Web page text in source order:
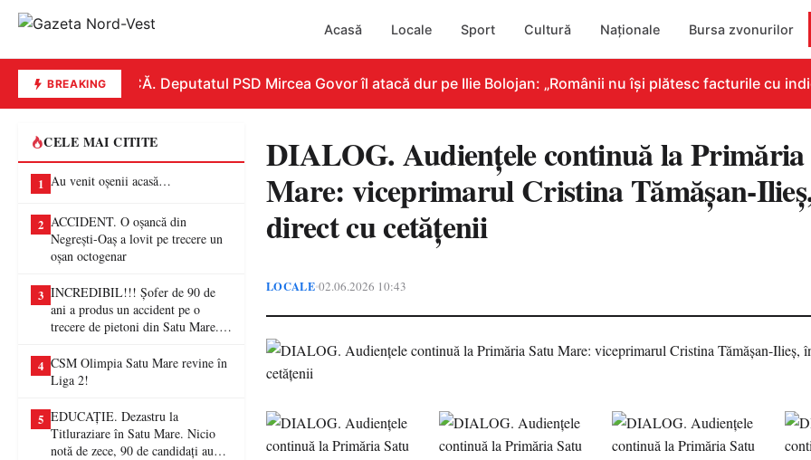
Acasă Locale Sport Cultură Naționale Bursa zvonurilor
BREAKINGREPLICĂ. Deputatul PSD Mircea Govor îl atacă dur pe Ilie Bolojan: „Românii nu își plătesc facturile cu
CELE MAI CITITE
1 Au venit oșenii acasă…
2 ACCIDENT. O oșancă din
Negrești-Oaș a lovit pe trecere un
oșan octogenar
3 INCREDIBIL!!! Șofer de 90 de
ani a produs un accident pe o
trecere de pietoni din Satu Mare. O
4 CSM Olimpia Satu Mare revine în
Liga 2!
5 EDUCAȚIE. Dezastru la
Titluraziare în Satu Mare. Nicio
notă de zece, 90 de candidați au
DIALOG. Audiențele continuă la Primăria
Mare: viceprimarul Cristina Tămășan-
direct cu cetățenii
LOCALE•02.06.2026 10:43